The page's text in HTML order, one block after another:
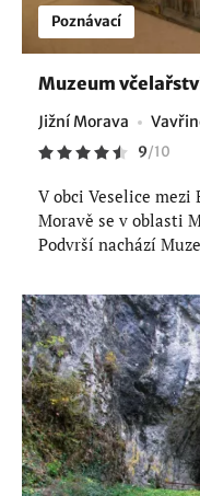
Poznávací
Muzeum
Jižní Morava
9/10
V obci Veselice mezi
Moravě se v oblasti
Podvrší nachází